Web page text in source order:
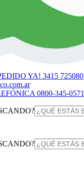
YA! 3415 725080
0800-345-0571